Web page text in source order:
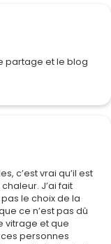
partage et le blog
c’est vrai qu’il est
J’ai fait
le choix de la
ce n’est pas dû
vitrage et que
personnes